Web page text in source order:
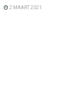
2 MAART 2021